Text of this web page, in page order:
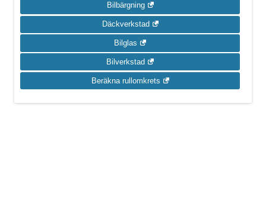
Bilbärgning
Däckverkstad
Bilglas
Bilverkstad
Beräkna rullomkrets